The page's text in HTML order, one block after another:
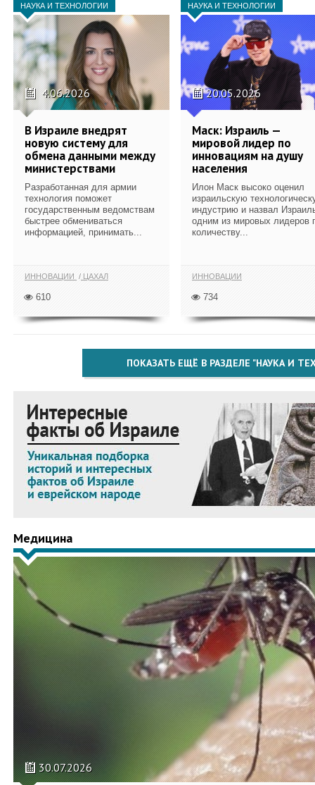
НАУКА И ТЕХНОЛОГИИ
4.06.2026
В Израиле внедрят
новую систему для
обмена данными между
министерствами
Разработанная для армии
технология поможет
государственным ведомствам
быстрее обмениваться
информацией, принимать...
ИННОВАЦИИ ЦАХАЛ
610
НАУКА И ТЕХНОЛОГИИ
20.05.2026
Маск: Израиль —
мировой лидер по
инновациям на душу
населения
Илон Маск высоко оценил
израильскую
индустрию и назвал
одним из мировых лидеров
количеству...
ИННОВАЦИИ
734
ПОКАЗАТЬ ЕЩЁ В РАЗДЕЛЕ "НАУКА И
Медицина
30.07.2026